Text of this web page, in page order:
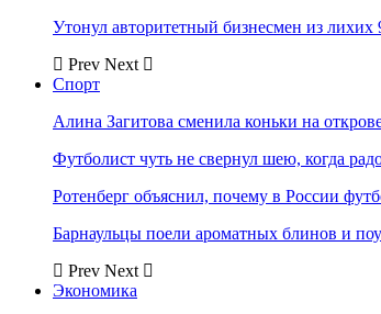
Утонул авторитетный бизнесмен из лихих
Prev Next
Спорт
Алина Загитова сменила коньки на
Футболист чуть не свернул шею, когда
Ротенберг объяснил, почему в России
Барнаульцы поели ароматных блинов и
Prev Next
Экономика